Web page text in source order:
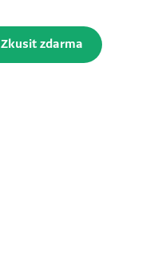
Zkusit zdarma